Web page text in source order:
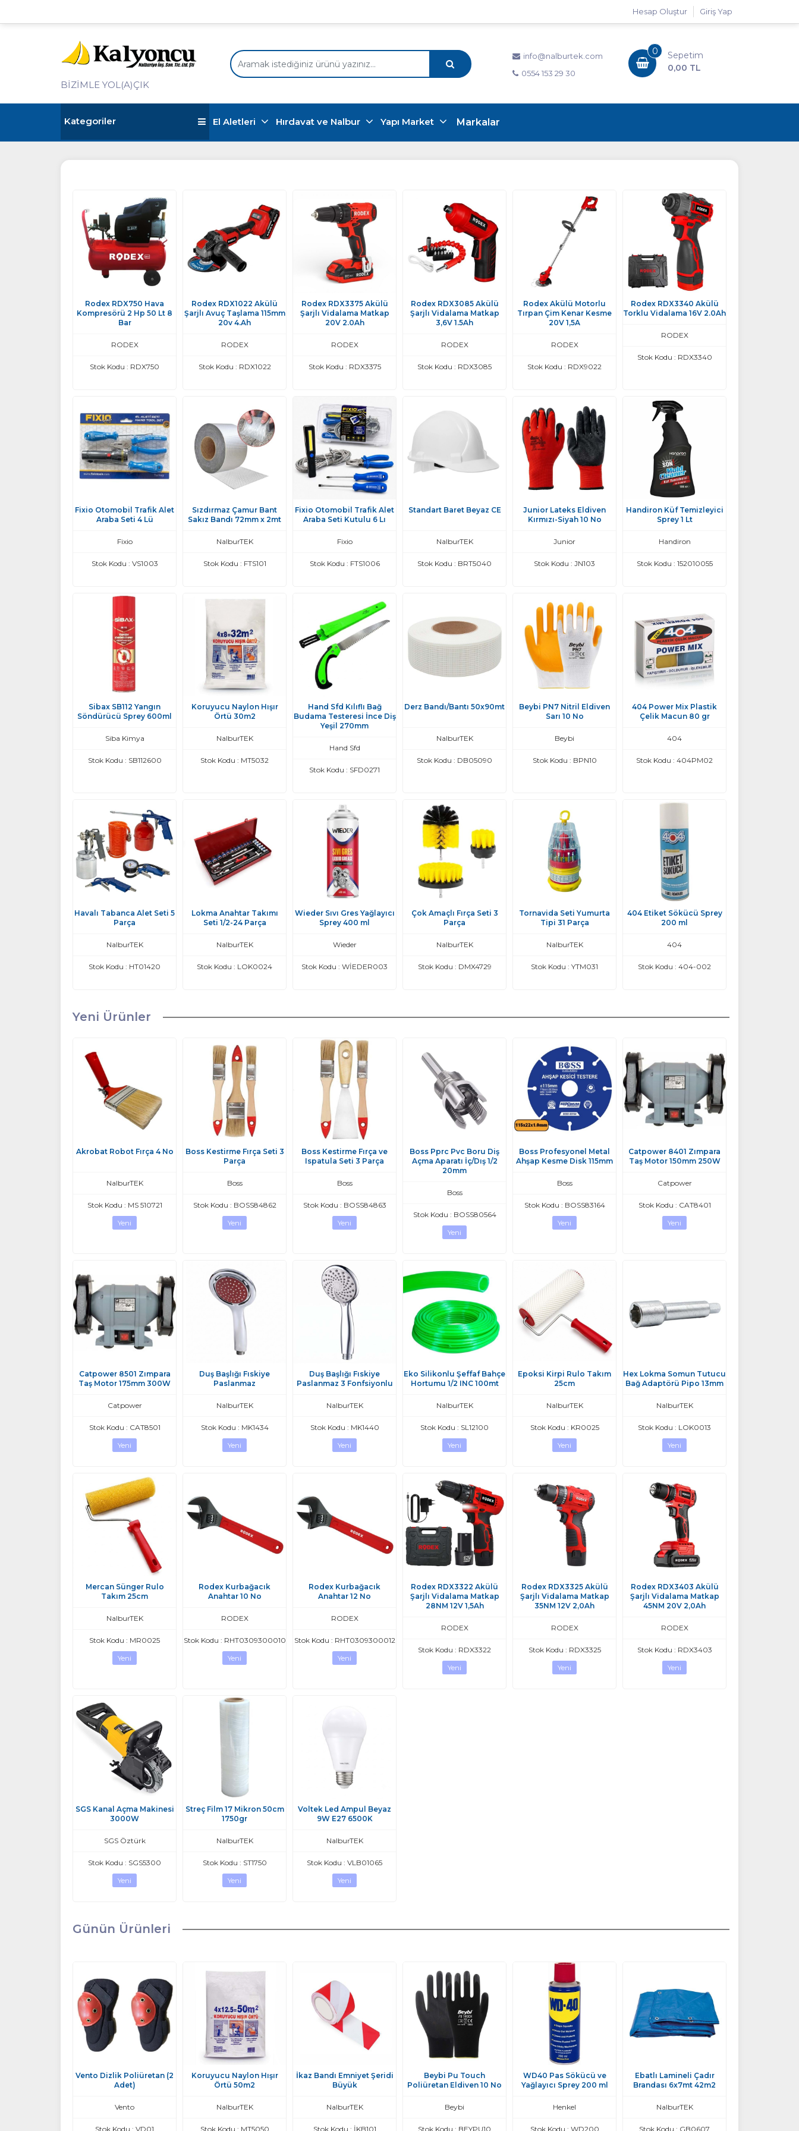
Giriş Yap
Hesap Oluştur
BİZİMLE YOL(A)ÇIK
info@nalburtek.com
0554 153 29 30
0
Sepetim
0,00 TL
Kategoriler El Aletleri Hırdavat ve Nalbur Yapı Market Markalar
Rodex RDX750 Hava
Kompresörü 2 Hp 50 Lt 8
Bar
RODEX
Stok Kodu : RDX750
Rodex RDX1022 Akülü
Şarjlı Avuç Taşlama 115mm
20v 4.Ah
RODEX
Stok Kodu : RDX1022
Rodex RDX3375 Akülü
Şarjlı Vidalama Matkap
20V 2.0Ah
RODEX
Stok Kodu : RDX3375
Rodex RDX3085 Akülü
Şarjlı Vidalama Matkap
3,6V 1.5Ah
RODEX
Stok Kodu : RDX3085
Rodex Akülü Motorlu
Tırpan Çim Kenar Kesme
20V 1,5A
RODEX
Stok Kodu : RDX9022
Rodex RDX3340 Akülü
Torklu Vidalama 16V 2.0Ah
RODEX
Stok Kodu : RDX3340
Fixio Otomobil Trafik Alet
Araba Seti 4 Lü
Fixio
Stok Kodu : VS1003
Sızdırmaz Çamur Bant
Sakız Bandı 72mm x 2mt
NalburTEK
Stok Kodu : FTS101
Fixio Otomobil Trafik Alet
Araba Seti Kutulu 6 Lı
Fixio
Stok Kodu : FTS1006
Standart Baret Beyaz CE
NalburTEK
Stok Kodu : BRT5040
Junior Lateks Eldiven
Kırmızı-Siyah 10 No
Junior
Stok Kodu : JN103
Handiron Küf Temizleyici
Sprey 1 Lt
Handiron
Stok Kodu : 152010055
Sibax SB112 Yangın
Söndürücü Sprey 600ml
Siba Kimya
Stok Kodu : SB112600
Koruyucu Naylon Hışır
Örtü 30m2
NalburTEK
Stok Kodu : MT5032
Hand Sfd Kılıflı Bağ
Budama Testeresi İnce Diş
Yeşil 270mm
Hand Sfd
Stok Kodu : SFD0271
Derz Bandı/Bantı 50x90mt
NalburTEK
Stok Kodu : DB05090
Beybi PN7 Nitril Eldiven
Sarı 10 No
Beybi
Stok Kodu : BPN10
404 Power Mix Plastik
Çelik Macun 80 gr
404
Stok Kodu : 404PM02
Havalı Tabanca Alet Seti 5
Parça
NalburTEK
Stok Kodu : HT01420
Lokma Anahtar Takımı
Seti 1/2-24 Parça
NalburTEK
Stok Kodu : LOK0024
Wieder Sıvı Gres Yağlayıcı
Sprey 400 ml
Wieder
Stok Kodu : WİEDER003
Çok Amaçlı Fırça Seti 3
Parça
NalburTEK
Stok Kodu : DMX4729
Tornavida Seti Yumurta
Tipi 31 Parça
NalburTEK
Stok Kodu : YTM031
404 Etiket Sökücü Sprey
200 ml
404
Stok Kodu : 404-002
Yeni Ürünler
Akrobat Robot Fırça 4 No
NalburTEK
Stok Kodu : MS 510721
Yeni
Boss Kestirme Fırça Seti 3
Parça
Boss
Stok Kodu : BOSS84862
Yeni
Boss Kestirme Fırça ve
Ispatula Seti 3 Parça
Boss
Stok Kodu : BOSS84863
Yeni
Boss Pprc Pvc Boru Diş
Açma Aparatı İç/Dış 1/2
20mm
Boss
Stok Kodu : BOSS80564
Yeni
Boss Profesyonel Metal
Ahşap Kesme Disk 115mm
Boss
Stok Kodu : BOSS83164
Yeni
Catpower 8401 Zımpara
Taş Motor 150mm 250W
Catpower
Stok Kodu : CAT8401
Yeni
Catpower 8501 Zımpara
Taş Motor 175mm 300W
Catpower
Stok Kodu : CAT8501
Yeni
Duş Başlığı Fıskiye
Paslanmaz
NalburTEK
Stok Kodu : MK1434
Yeni
Duş Başlığı Fıskiye
Paslanmaz 3 Fonfsiyonlu
NalburTEK
Stok Kodu : MK1440
Yeni
Eko Silikonlu Şeffaf Bahçe
Hortumu 1/2 INC 100mt
NalburTEK
Stok Kodu : SL12100
Yeni
Epoksi Kirpi Rulo Takım
25cm
NalburTEK
Stok Kodu : KR0025
Yeni
Hex Lokma Somun Tutucu
Bağ Adaptörü Pipo 13mm
NalburTEK
Stok Kodu : LOK0013
Yeni
Mercan Sünger Rulo
Takım 25cm
NalburTEK
Stok Kodu : MR0025
Yeni
Rodex Kurbağacık
Anahtar 10 No
RODEX
Stok Kodu : RHT0309300010
Yeni
Rodex Kurbağacık
Anahtar 12 No
RODEX
Stok Kodu : RHT0309300012
Yeni
Rodex RDX3322 Akülü
Şarjlı Vidalama Matkap
28NM 12V 1,5Ah
RODEX
Stok Kodu : RDX3322
Yeni
Rodex RDX3325 Akülü
Şarjlı Vidalama Matkap
35NM 12V 2,0Ah
RODEX
Stok Kodu : RDX3325
Yeni
Rodex RDX3403 Akülü
Şarjlı Vidalama Matkap
45NM 20V 2,0Ah
RODEX
Stok Kodu : RDX3403
Yeni
SGS Kanal Açma Makinesi
3000W
SGS Öztürk
Stok Kodu : SGS5300
Yeni
Streç Film 17 Mikron 50cm
1750gr
NalburTEK
Stok Kodu : ST1750
Yeni
Voltek Led Ampul Beyaz
9W E27 6500K
NalburTEK
Stok Kodu : VLB01065
Yeni
Günün Ürünleri
Vento Dizlik Poliüretan (2
Adet)
Vento
Stok Kodu : VD01
Koruyucu Naylon Hışır
Örtü 50m2
NalburTEK
Stok Kodu : MT5050
İkaz Bandı Emniyet Şeridi
Büyük
NalburTEK
Stok Kodu : İKB101
Beybi Pu Touch
Poliüretan Eldiven 10 No
Beybi
Stok Kodu : BEYPU10
WD40 Pas Sökücü ve
Yağlayıcı Sprey 200 ml
Henkel
Stok Kodu : WD200
Ebatlı Lamineli Çadır
Brandası 6x7mt 42m2
NalburTEK
Stok Kodu : GB0607